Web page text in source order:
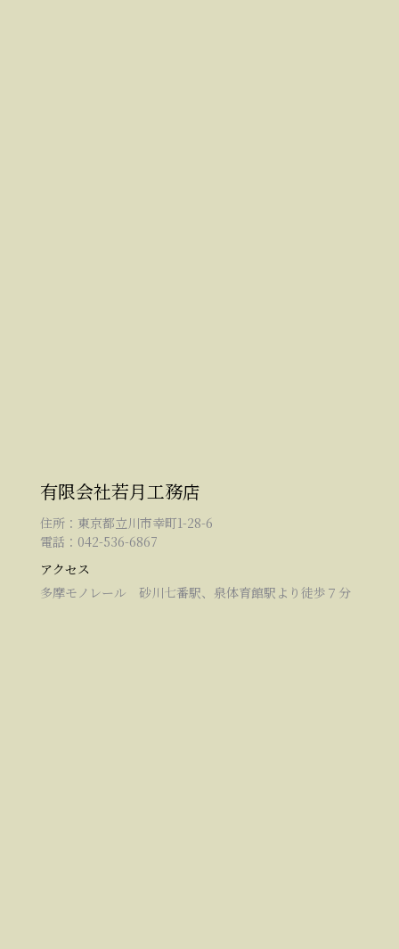
有限会社若月工務店
住所：東京都立川市幸町1-28-6
電話：042-536-6867
アクセス
多摩モノレール 砂川七番駅、泉体育館駅より徒歩７分